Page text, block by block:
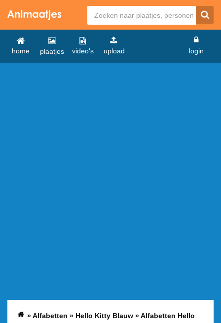
home plaatjes video's upload login
»Alfabetten » Hello Kitty Blauw »Alfabetten Hello